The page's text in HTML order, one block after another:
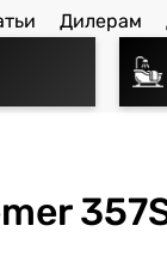
Дилерам